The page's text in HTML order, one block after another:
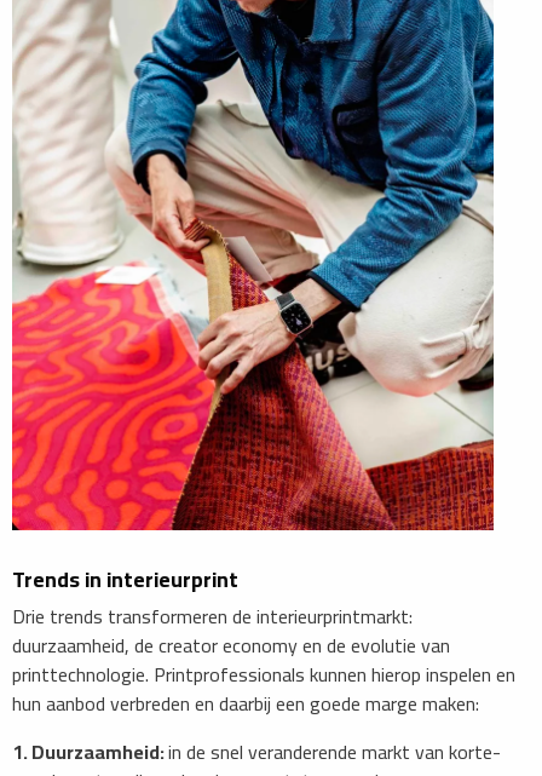
Trends in interieurprint
Drie trends transformeren de interieurprintmarkt:
duurzaamheid, de creator economy en de evolutie van
printtechnologie. Printprofessionals kunnen hierop inspelen en
hun aanbod verbreden en daarbij een goede marge maken:
1. Duurzaamheid:in de snel veranderende markt van korte-